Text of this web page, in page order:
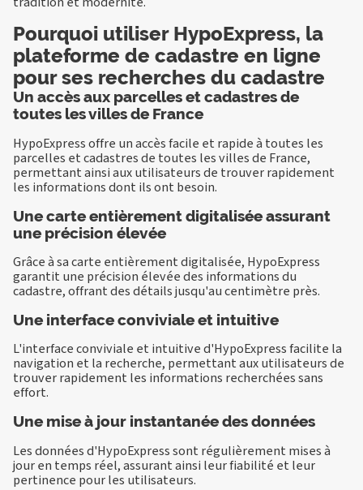
Pourquoi utiliser HypoExpress, la
plateforme de cadastre en ligne
pour ses recherches du cadastre
Un accès aux parcelles et cadastres de
toutes les villes de France
HypoExpress offre un accès facile et rapide à toutes les
parcelles et cadastres de toutes les villes de France,
permettant ainsi aux utilisateurs de trouver rapidement
les informations dont ils ont besoin.
Une carte entièrement digitalisée assurant
une précision élevée
Grâce à sa carte entièrement digitalisée, HypoExpress
garantit une précision élevée des informations du
cadastre, offrant des détails jusqu'au centimètre près.
Une interface conviviale et intuitive
L'interface conviviale et intuitive d'HypoExpress facilite la
navigation et la recherche, permettant aux utilisateurs de
trouver rapidement les informations recherchées sans
effort.
Une mise à jour instantanée des données
Les données d'HypoExpress sont régulièrement mises à
jour en temps réel, assurant ainsi leur fiabilité et leur
pertinence pour les utilisateurs.